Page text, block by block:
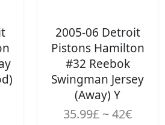
2005-06 Detroit
Pistons Hamilton
#32 Reebok
Swingman Jersey
(Away) Y
35.99£ ~ 42€